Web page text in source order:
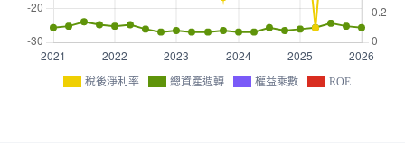
稅後淨利率 總資產週轉 權益乘數 ROE